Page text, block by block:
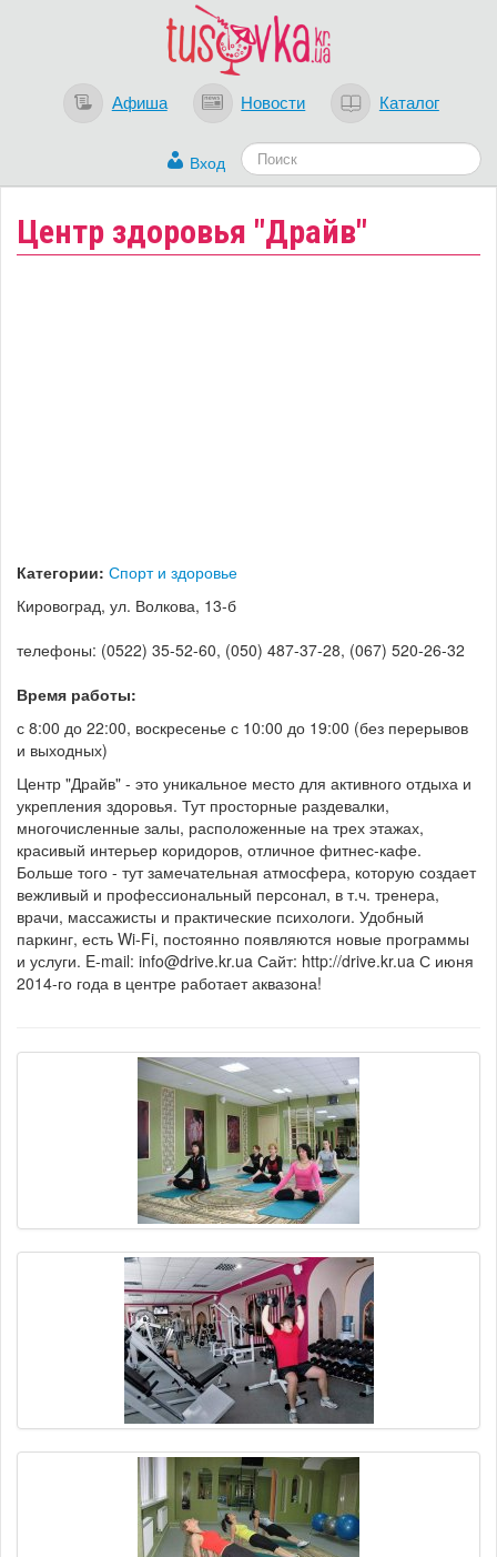
Афиша Новости Каталог
Вход
Центр здоровья "Драйв"
Категории: Спорт и здоровье
Кировоград, ул. Волкова, 13-б
телефоны: (0522) 35-52-60, (050) 487-37-28, (067) 520-26-32
Время работы:
с 8:00 до 22:00, воскресенье с 10:00 до 19:00 (без перерывов
и выходных)
Центр "Драйв" - это уникальное место для активного отдыха и
укрепления здоровья. Тут просторные раздевалки,
многочисленные залы, расположенные на трех этажах,
красивый интерьер коридоров, отличное фитнес-кафе.
Больше того - тут замечательная атмосфера, которую создает
вежливый и профессиональный персонал, в т.ч. тренера,
врачи, массажисты и практические психологи. Удобный
паркинг, есть Wi-Fi, постоянно появляются новые программы
и услуги. E-mail: info@drive.kr.ua Сайт: http://drive.kr.ua С июня
2014-го года в центре работает аквазона!